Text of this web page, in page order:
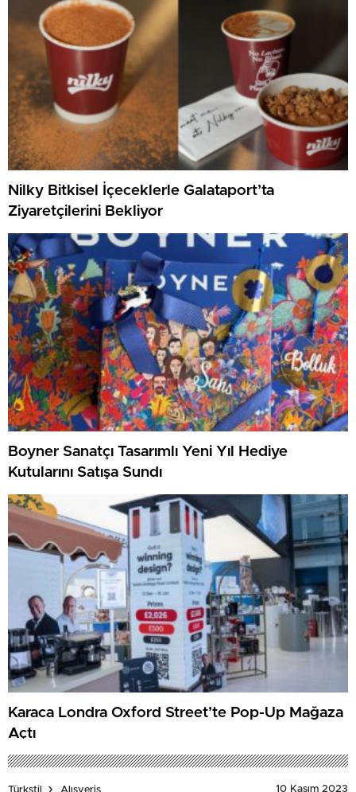
Nilky Bitkisel İçeceklerle Galataport’ta
Ziyaretçilerini Bekliyor
Boyner Sanatçı Tasarımlı Yeni Yıl Hediye
Kutularını Satışa Sundı
Karaca Londra Oxford Street’te Pop-Up Mağaza
Açtı
Türkstil Alışveriş 10 Kasım 2023